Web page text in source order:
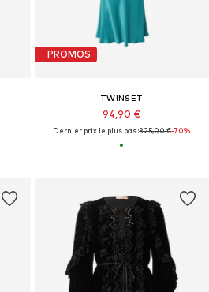
PROMOS
TWINSET
94,90 €
Dernier prix le plus bas :325,00 €-70%